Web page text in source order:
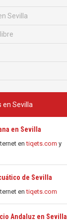
Sevilla
en Sevilla
en Sevilla
entiqets.com y
de Sevilla
entiqets.com
Andaluz en Sevilla